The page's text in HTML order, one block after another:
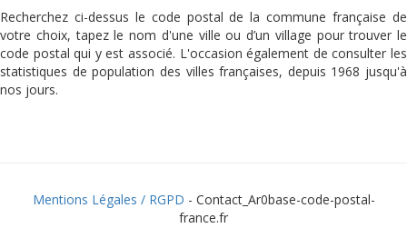
Recherchez ci-dessus le code postal de la commune française de
votre choix, tapez le nom d'une ville ou d’un village pour trouver le
code postal qui y est associé. L'occasion également de consulter les
statistiques de population des villes françaises, depuis 1968 jusqu'à
nos jours.
Mentions Légales / RGPD - Contact_Ar0base-code-postal-
france.fr